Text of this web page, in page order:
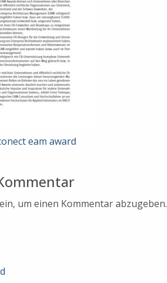
eam award
um einen Kommentar abzugeben.